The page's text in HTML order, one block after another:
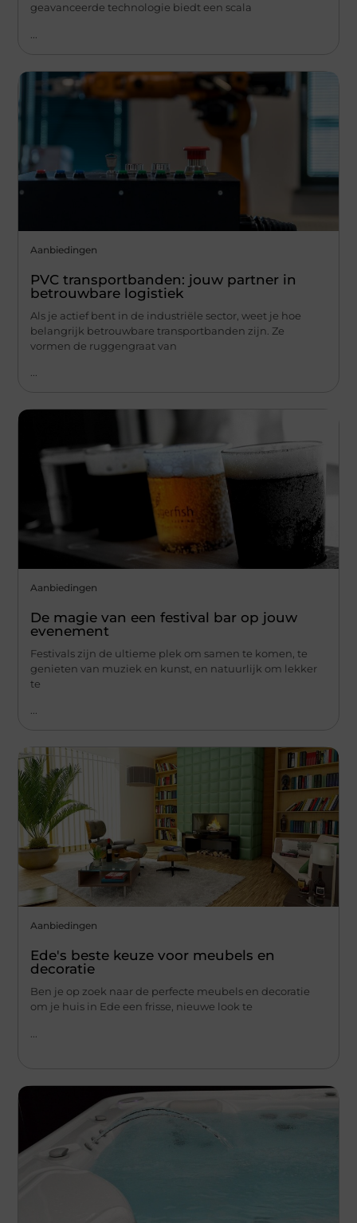
geavanceerde technologie biedt een scala
Aanbiedingen
PVC transportbanden: jouw partner in
betrouwbare logistiek
Als je actief bent in de industriële sector, weet je hoe
belangrijk betrouwbare transportbanden zijn. Ze
vormen de ruggengraat van
Aanbiedingen
De magie van een festival bar op jouw
evenement
Festivals zijn de ultieme plek om samen te komen, te
genieten van muziek en kunst, en natuurlijk om lekker
te
...
Aanbiedingen
Ede's beste keuze voor meubels en
decoratie
Ben je op zoek naar de perfecte meubels en decoratie
om je huis in Ede een frisse, nieuwe look te